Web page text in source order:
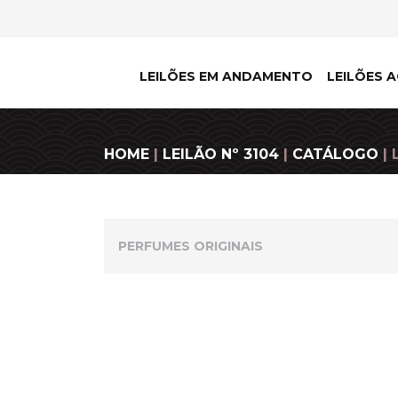
LEILÕES EM ANDAMENTO LEILÕES
HOME | LEILÃO Nº 3104 | CATÁLOGO |
PERFUMES ORIGINAIS